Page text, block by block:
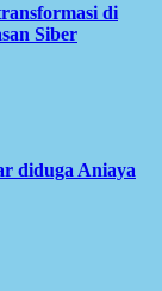
di
Siber
diduga Aniaya